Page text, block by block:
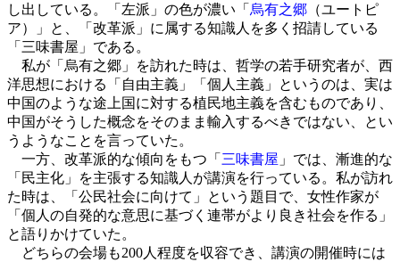
し出している。「左派」の色が濃い「 烏有之郷 （ユートピ
ア）」と、「改革派」に属する知識人を多く招請している
「三味書屋」である。
私が「烏有之郷」を訪れた時は、哲学の若手研究者が、西
洋思想における「自由主義」「個人主義」というのは、実は
中国のような途上国に対する植民地主義を含むものであり、
中国がそうした概念をそのまま輸入するべきではない、とい
うようなことを言っていた。
一方、改革派的な傾向をもつ「 三味書屋 」では、漸進的な
「民主化」を主張する知識人が講演を行っている。私が訪れ
た時は、「公民社会に向けて」という題目で、女性作家が
「個人の自発的な意思に基づく連帯がより良き社会を作る」
と語りかけていた。
どちらの会場も200人程度を収容でき、講演の開催時には